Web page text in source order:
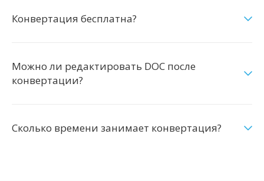
Конвертация бесплатна?
Можно ли редактировать DOC после
конвертации?
Сколько времени занимает конвертация?